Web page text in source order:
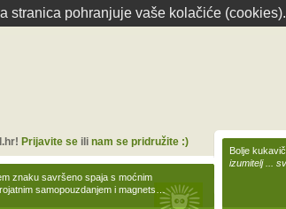
stranica pohranjuje vaše kolačiće (cookies).
znaku savršeno spaja s moćnim
samopouzdanjem i magnets…
Prijavite seili nam se pridružite :)
Bolje
izumitelj ...